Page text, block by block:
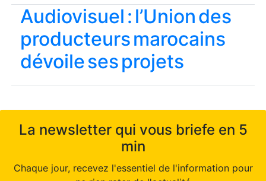
Audiovisuel : l’Union des
producteurs marocains
dévoile ses projets
La newsletter qui vous briefe en 5
min
Chaque jour, recevez l'essentiel de l'information pour